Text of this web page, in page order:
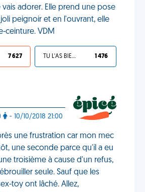
vais adorer. Elle prend une pose
peignoir et en l'ouvrant, elle
ceinture. VDM
7 627 TU L'AS BIEN MÉRITÉ 1 476
- 10/10/2018 21:00
une frustration car mon mec
une seconde parce qu'il a eu
troisième à cause d'un refus,
seule. Sauf que les
toy ont lâché. Allez,